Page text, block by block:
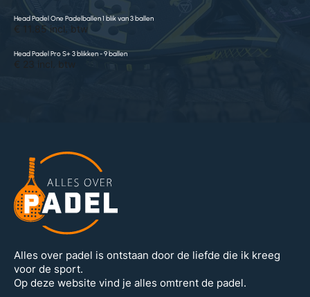
Head Padel One Padelballen 1 blik van 3 ballen
€ 11.85 incl. btw
Head Padel Pro S+ 3 blikken - 9 ballen
€ 23 incl. btw
Alles over padel is ontstaan door de liefde die ik kreeg
voor de sport.
Op deze website vind je alles omtrent de padel.